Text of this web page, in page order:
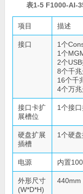
表1-5 F1000-AI-
项目 描述
接口
1个
1个
2个
8个千兆
16个千
4个万兆
接口卡扩
展槽位
1个接
硬盘扩展
插槽
1个硬
电源 内置
外形尺寸
(W*D*H)
440mm